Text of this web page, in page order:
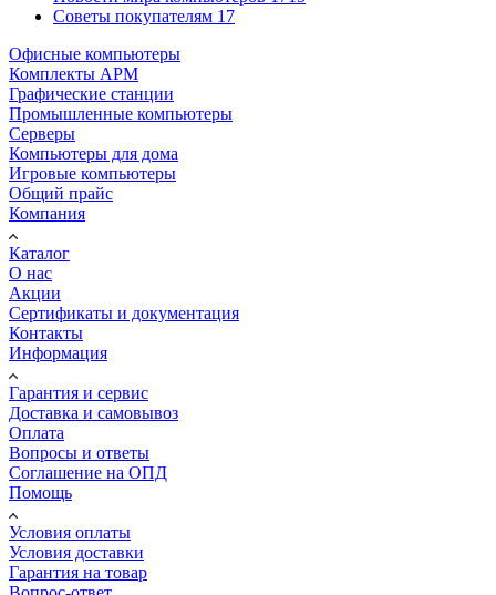
Советы покупателям 17
Офисные компьютеры
Комплекты АРМ
Графические станции
Промышленные компьютеры
Серверы
Компьютеры для дома
Игровые компьютеры
Общий прайс
Компания
Каталог
О нас
Акции
Сертификаты и документация
Контакты
Информация
Гарантия и сервис
Доставка и самовывоз
Оплата
Вопросы и ответы
Соглашение на ОПД
Помощь
Условия оплаты
Условия доставки
Гарантия на товар